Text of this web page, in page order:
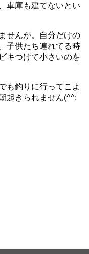
車庫も建てないとい
せんが。自分だけの
子供たち連れてる時
キつけて小さいのを
も釣りに行ってこよ
起きられません(^^;